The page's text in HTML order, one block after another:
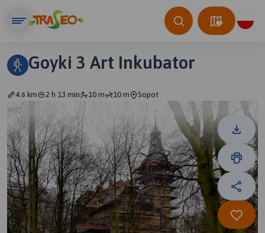
Goyki 3 Art Inkubator
4.6 km 2 h 13 min 10 m 10 m Sopot